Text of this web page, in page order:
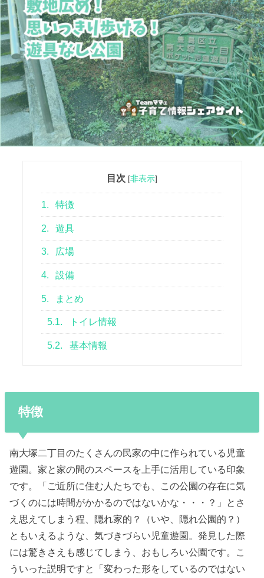
目次 [非表示]
1. 特徴
2. 遊具
3. 広場
4. 設備
5. まとめ
5.1. トイレ情報
5.2. 基本情報
特徴
南大塚二丁目のたくさんの民家の中に作られている児童
遊園。家と家の間のスペースを上手に活用している印象
です。「ご近所に住む人たちでも、この公園の存在に気
づくのには時間がかかるのではないかな・・・？」とさ
え思えてしまう程、隠れ家的？（いや、隠れ公園的？）
ともいえるような、気づきづらい児童遊園。発見した際
には驚きさえも感じてしまう、おもしろい公園です。こ
ういった説明ですと「変わった形をしているのではない